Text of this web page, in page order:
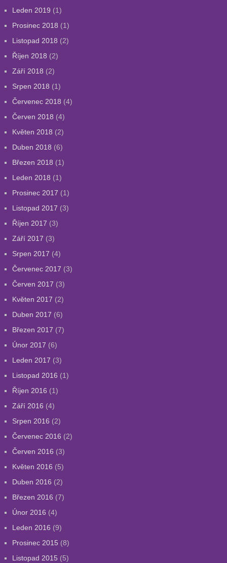
Leden 2019 (1)
Prosinec 2018 (1)
Listopad 2018 (2)
Říjen 2018 (2)
Září 2018 (2)
Srpen 2018 (1)
Červenec 2018 (4)
Červen 2018 (4)
Květen 2018 (2)
Duben 2018 (6)
Březen 2018 (1)
Leden 2018 (1)
Prosinec 2017 (1)
Listopad 2017 (3)
Říjen 2017 (3)
Září 2017 (3)
Srpen 2017 (4)
Červenec 2017 (3)
Červen 2017 (3)
Květen 2017 (2)
Duben 2017 (6)
Březen 2017 (7)
Únor 2017 (6)
Leden 2017 (3)
Listopad 2016 (1)
Říjen 2016 (1)
Září 2016 (4)
Srpen 2016 (2)
Červenec 2016 (2)
Červen 2016 (3)
Květen 2016 (5)
Duben 2016 (2)
Březen 2016 (7)
Únor 2016 (4)
Leden 2016 (9)
Prosinec 2015 (8)
Listopad 2015 (5)